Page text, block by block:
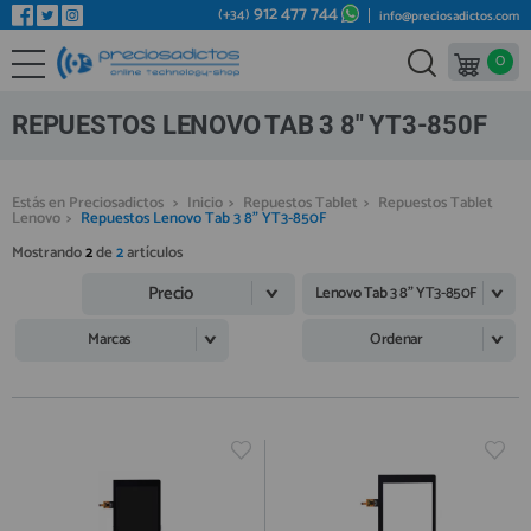
REPUESTOS MÓVILES
REPUESTOS TABLET
REPUESTOS VIDEOCONSOLAS
REPUESTOS MACBOOK
REPUESTOS OTROS DISPOSITIVOS
REPUESTOS PORTÁTILES
IC CHIP / FPC
Bienvenid@ otra vez
YA SOY CLIENTE
Regístrate en un momento
¿ERES NUEVO?
(+34) 912 477 744 info@preciosadictos.com
0
REPUESTOS LENOVO TAB 3 8" YT3-850F
Estás en Preciosadictos > Inicio > Repuestos Tablet > Repuestos Tablet
Lenovo > Repuestos Lenovo Tab 3 8" YT3-850F
Mostrando2de2artículos
Precio
Lenovo Tab 3 8" YT3-850F
Marcas
Ordenar